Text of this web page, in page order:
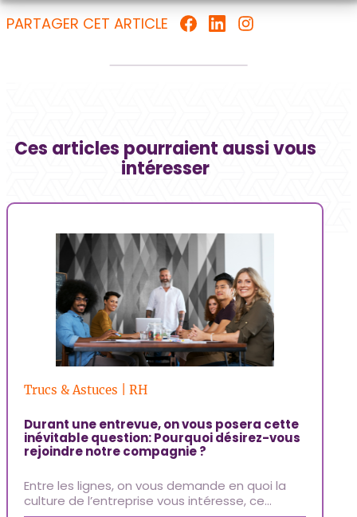
PARTAGER CET ARTICLE
Ces articles pourraient aussi vous
intéresser
Trucs & Astuces | RH
Durant une entrevue, on vous posera cette
inévitable question: Pourquoi désirez-vous
rejoindre notre compagnie ?
Entre les lignes, on vous demande en quoi la
culture de l’entreprise vous intéresse, ce…